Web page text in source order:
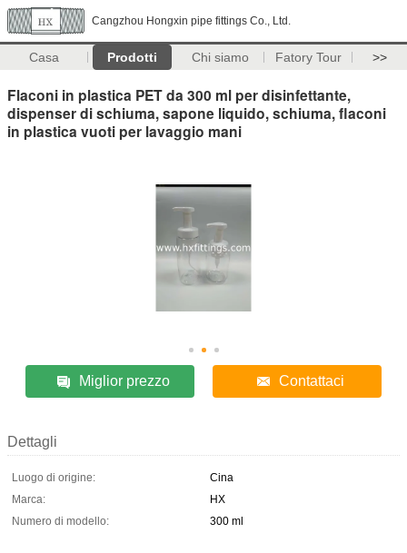
Cangzhou Hongxin pipe fittings Co., Ltd.
Casa Prodotti Chi siamo Fatory Tour >>
Flaconi in plastica PET da 300 ml per disinfettante,
dispenser di schiuma, sapone liquido, schiuma, flaconi
in plastica vuoti per lavaggio mani
Miglior prezzo Contattaci
Dettagli
Luogo di origine:
Cina
Marca:
HX
Numero di modello:
300 ml